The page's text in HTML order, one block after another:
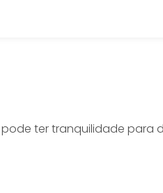
ter tranquilidade para